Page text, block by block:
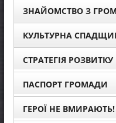
ЗНАЙОМСТВО З
КУЛЬТУРНА
СТРАТЕГІЯ РОЗВИТКУ
ПАСПОРТ ГРОМАДИ
ГЕРОЇ НЕ ВМИРАЮТЬ!